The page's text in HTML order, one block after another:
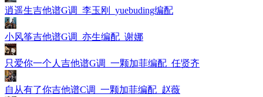
逍遥生吉他谱G调_李玉刚_yuebuding编配
小风筝吉他谱G调_亦生编配_谢娜
只爱你一个人吉他谱G调_一颗加菲编配_任贤齐
自从有了你吉他谱C调_一颗加菲编配_赵薇